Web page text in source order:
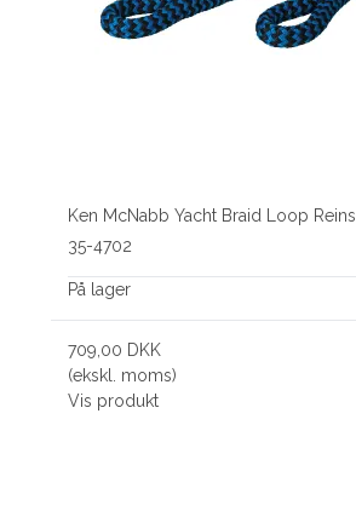
Ken McNabb Yacht Braid Loop Reins
35-4702
På lager
709,00 DKK
(ekskl. moms)
Vis produkt